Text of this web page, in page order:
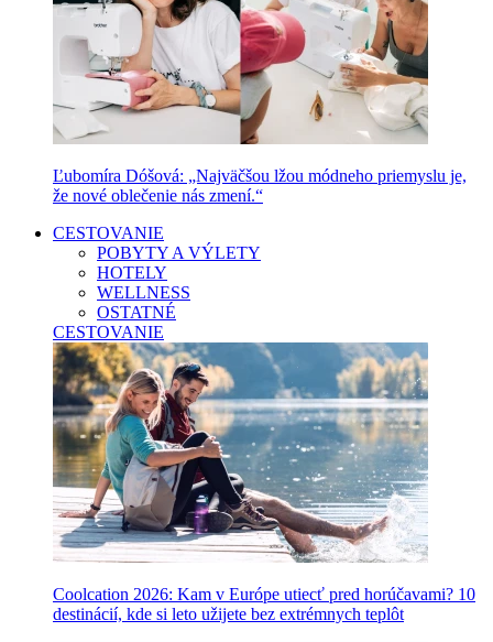
Ľubomíra Dóšová: „Najväčšou lžou módneho priemyslu je,
že nové oblečenie nás zmení.“
CESTOVANIE
POBYTY A VÝLETY
HOTELY
WELLNESS
OSTATNÉ
CESTOVANIE
Coolcation 2026: Kam v Európe utiecť pred horúčavami? 10
destinácií, kde si leto užijete bez extrémnych teplôt